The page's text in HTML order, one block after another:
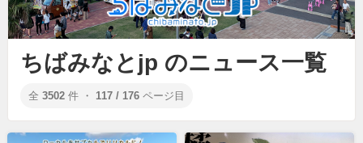
ちばみなとjp のニュース一覧
全 3502 件 ・ 117 / 176 ページ目